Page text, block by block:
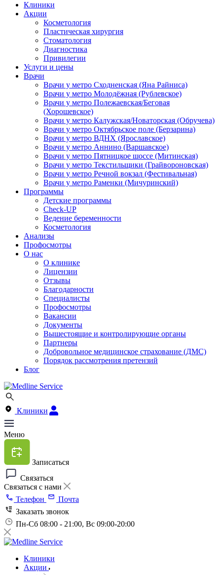
Клиники
Акции
Косметология
Пластическая хирургия
Стоматология
Диагностика
Привилегии
Услуги и цены
Врачи
Врачи у метро Сходненская (Яна Райниса)
Врачи у метро Молодёжная (Рублевское)
Врачи у метро Полежаевская/Беговая
(Хорошевское)
Врачи у метро Калужская/Новаторская (Обручева)
Врачи у метро Октябрьское поле (Берзарина)
Врачи у метро ВДНХ (Ярославское)
Врачи у метро Аннино (Варшавское)
Врачи у метро Пятницкое шоссе (Митинская)
Врачи у метро Текстильщики (Грайвороновская)
Врачи у метро Речной вокзал (Фестивальная)
Врачи у метро Раменки (Мичуринский)
Программы
Детские программы
Check-UP
Ведение беременности
Косметология
Анализы
Профосмотры
О нас
О клинике
Лицензии
Отзывы
Благодарности
Специалисты
Профосмотры
Вакансии
Документы
Вышестоящие и контролирующие органы
Партнеры
Добровольное медицинское страхование (ДМС)
Порядок рассмотрения претензий
Блог
Клиники
Меню
Записаться
Связаться
Связаться с нами
Телефон
Почта
Заказать звонок
Пн-Сб 08:00 - 21:00, Вс 09:00-20:00
Клиники
Акции